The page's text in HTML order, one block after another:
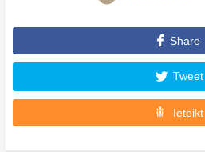
Share
Tweet
Ieteikt